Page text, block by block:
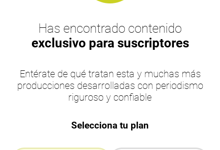
Has encontrado contenido
exclusivo para suscriptores
Entérate de qué tratan esta y muchas más
producciones desarrolladas con periodismo
riguroso y confiable
Selecciona tu plan